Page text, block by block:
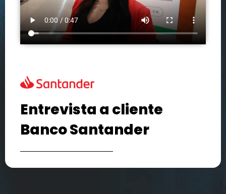
Entrevista a cliente
Banco Santander